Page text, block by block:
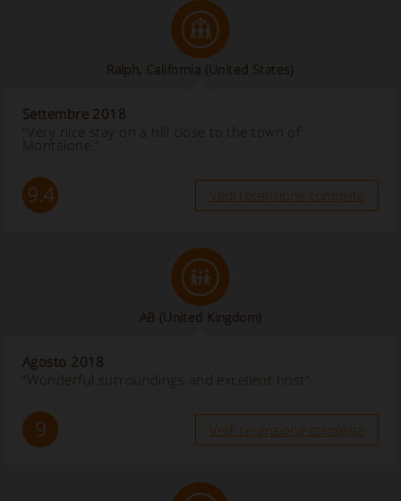
Ralph, California (United States)
Settembre 2018
“Very nice stay on a hill close to the town of
Montaione.”
9.4 Vedi recensione completa
AB (United Kingdom)
Agosto 2018
“Wonderful surroundings and excellent host”
9 Vedi recensione completa